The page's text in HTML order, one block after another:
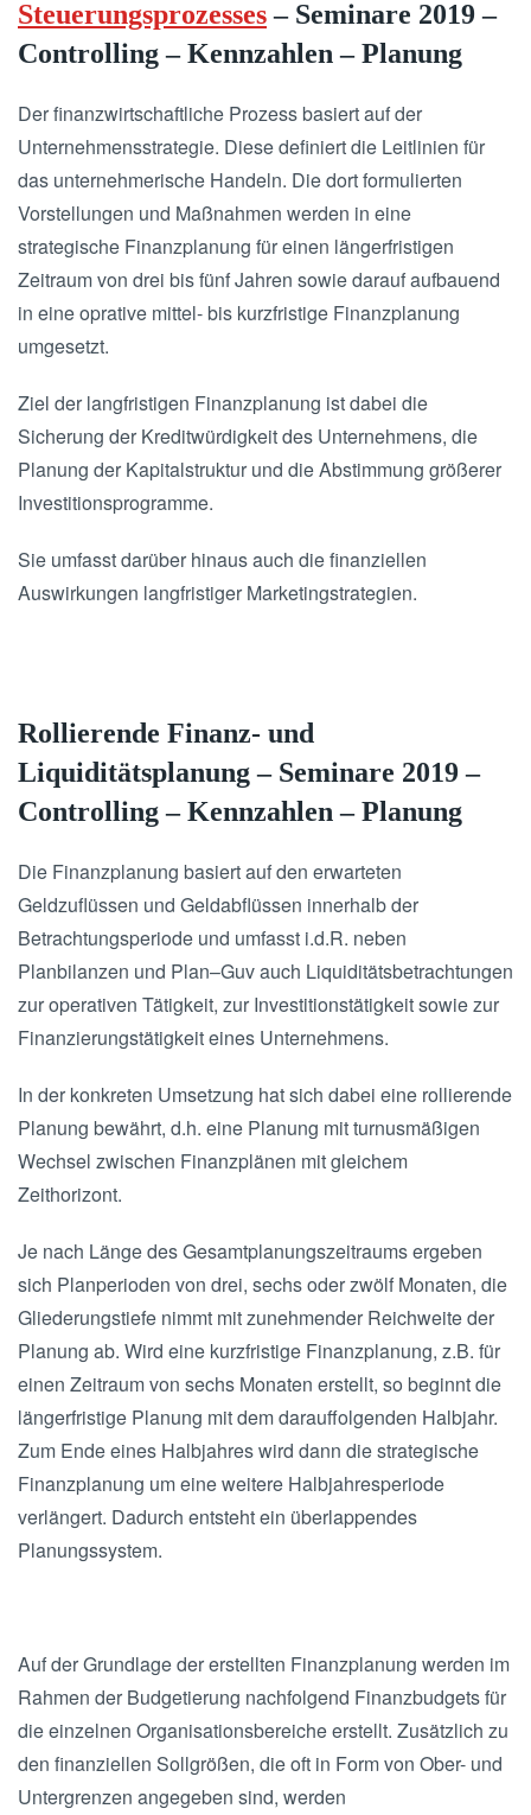
Steuerungsprozesses– Seminare 2019 –
Controlling – Kennzahlen – Planung
Der finanzwirtschaftliche Prozess basiert auf der
Unternehmensstrategie. Diese definiert die Leitlinien für
das unternehmerische Handeln. Die dort formulierten
Vorstellungen und Maßnahmen werden in eine
strategische Finanzplanung für einen längerfristigen
Zeitraum von drei bis fünf Jahren sowie darauf aufbauend
in eine oprative mittel- bis kurzfristige Finanzplanung
umgesetzt.
Ziel der langfristigen Finanzplanung ist dabei die
Sicherung der Kreditwürdigkeit des Unternehmens, die
Planung der Kapitalstruktur und die Abstimmung größerer
Investitionsprogramme.
Sie umfasst darüber hinaus auch die finanziellen
Auswirkungen langfristiger Marketingstrategien.
Rollierende Finanz- und
Liquiditätsplanung – Seminare 2019 –
Controlling – Kennzahlen – Planung
Die Finanzplanung basiert auf den erwarteten
Geldzuflüssen und Geldabflüssen innerhalb der
Betrachtungsperiode und umfasst i.d.R. neben
Planbilanzen und Plan–Guv auch Liquiditätsbetrachtungen
zur operativen Tätigkeit, zur Investitionstätigkeit sowie zur
Finanzierungstätigkeit eines Unternehmens.
In der konkreten Umsetzung hat sich dabei eine rollierende
Planung bewährt, d.h. eine Planung mit turnusmäßigen
Wechsel zwischen Finanzplänen mit gleichem
Zeithorizont.
Je nach Länge des Gesamtplanungszeitraums ergeben
sich Planperioden von drei, sechs oder zwölf Monaten, die
Gliederungstiefe nimmt mit zunehmender Reichweite der
Planung ab. Wird eine kurzfristige Finanzplanung, z.B. für
einen Zeitraum von sechs Monaten erstellt, so beginnt die
längerfristige Planung mit dem darauffolgenden Halbjahr.
Zum Ende eines Halbjahres wird dann die strategische
Finanzplanung um eine weitere Halbjahresperiode
verlängert. Dadurch entsteht ein überlappendes
Planungssystem.
Auf der Grundlage der erstellten Finanzplanung werden im
Rahmen der Budgetierung nachfolgend Finanzbudgets für
die einzelnen Organisationsbereiche erstellt. Zusätzlich zu
den finanziellen Sollgrößen, die oft in Form von Ober- und
Untergrenzen angegeben sind, werden